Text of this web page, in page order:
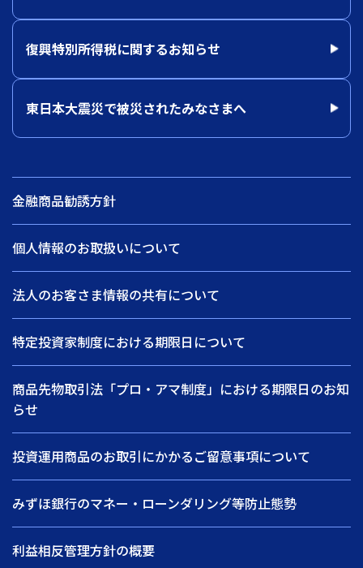
復興特別所得税に関するお知らせ
東日本大震災で被災されたみなさまへ
金融商品勧誘方針
個人情報のお取扱いについて
法人のお客さま情報の共有について
特定投資家制度における期限日について
商品先物取引法「プロ・アマ制度」における期限日のお知
らせ
投資運用商品のお取引にかかるご留意事項について
みずほ銀行のマネー・ローンダリング等防止態勢
利益相反管理方針の概要